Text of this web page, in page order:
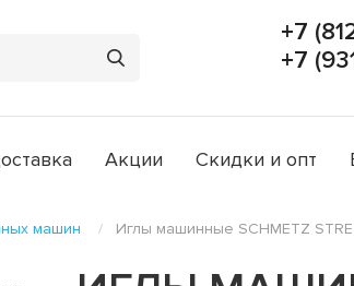
+7
+7
Акции Скидки и опт
машин Иглы машинные SCHMETZ